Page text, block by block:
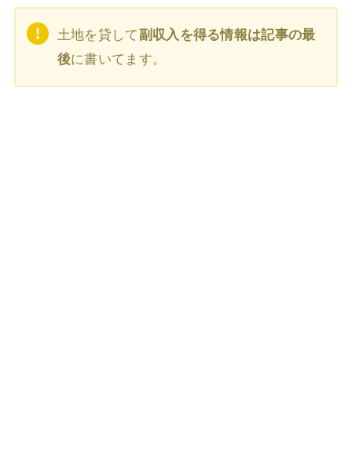
土地を貸して副収入を得る情報は記事の最
後に書いてます。